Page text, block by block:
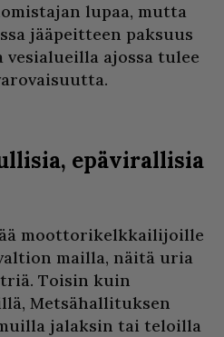
lupaa, mutta
jääpeitteen paksuus
ajossa tulee
epävirallisia
moottorikelkkailijoille
mailla, näitä uria
Toisin kuin
Metsähallituksen
jalaksin tai teloilla